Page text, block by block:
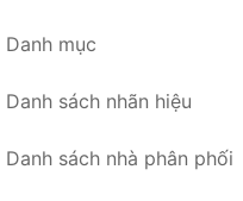
Danh mục
Danh sách nhãn hiệu
Danh sách nhà phân phối